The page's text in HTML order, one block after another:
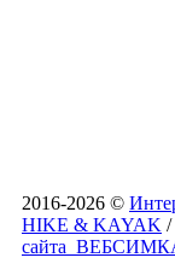
2016-2026 ©
HIKE & KAYAK /
сайта